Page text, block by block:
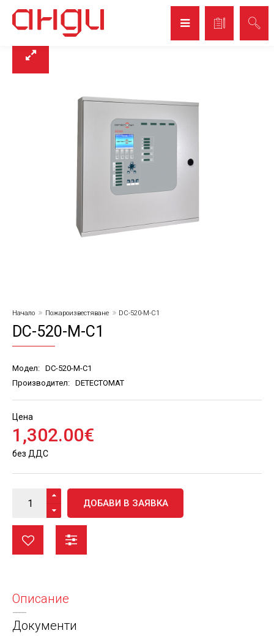
Начало Пожароизвестяване DC-520-M-C1
DC-520-M-C1
Модел: DC-520-M-C1
Производител: DETECTOMAT
Цена
1,302.00€
без ДДС
ДОБАВИ В ЗАЯВКА
Описание
Документи